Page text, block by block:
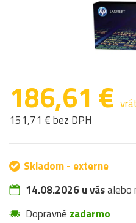
186,61 €
151,71 € bez DPH
Skladom - externe
14.08.2026 u vásalebo
Dopravné zadarmo